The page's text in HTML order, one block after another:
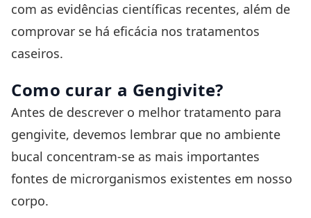
com as evidências científicas recentes, além de
comprovar se há eficácia nos tratamentos
caseiros.
Como curar a Gengivite?
Antes de descrever o melhor tratamento para
gengivite, devemos lembrar que no ambiente
bucal concentram-se as mais importantes
fontes de microrganismos existentes em nosso
corpo.